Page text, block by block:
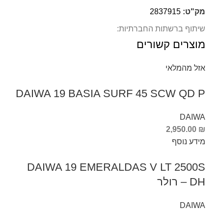
מק"ט: 2837915
שיתוף ברשתות החברתיות:
מוצרים קשורים
אזל מהמלאי
DAIWA 19 BASIA SURF 45 SCW QD P
DAIWA
2,950.00 ₪
מידע נוסף
DAIWA 19 EMERALDAS V LT 2500S
DH – רולר
DAIWA